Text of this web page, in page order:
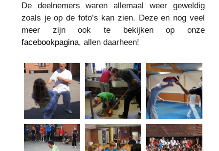
De deelnemers waren allemaal weer geweldig
zoals je op de foto’s kan zien. Deze en nog veel
meer zijn ook te bekijken op onze
facebookpagina, allen daarheen!